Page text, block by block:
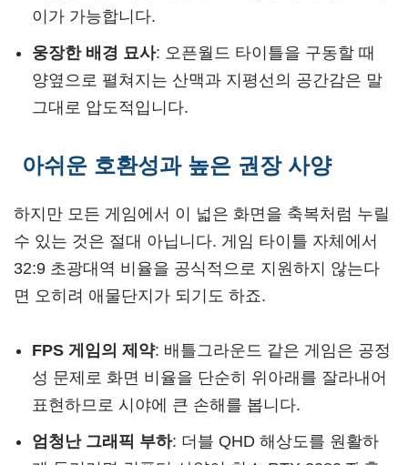
이가 가능합니다.
웅장한 배경 묘사: 오픈월드 타이틀을 구동할 때
양옆으로 펼쳐지는 산맥과 지평선의 공간감은 말
그대로 압도적입니다.
아쉬운 호환성과 높은 권장 사양
하지만 모든 게임에서 이 넓은 화면을 축복처럼 누릴
수 있는 것은 절대 아닙니다. 게임 타이틀 자체에서
32:9 초광대역 비율을 공식적으로 지원하지 않는다
면 오히려 애물단지가 되기도 하죠.
FPS 게임의 제약: 배틀그라운드 같은 게임은 공정
성 문제로 화면 비율을 단순히 위아래를 잘라내어
표현하므로 시야에 큰 손해를 봅니다.
엄청난 그래픽 부하: 더블 QHD 해상도를 원활하